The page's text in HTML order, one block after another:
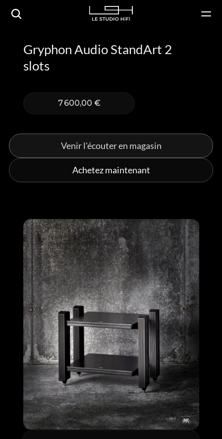
Gryphon Audio StandArt 2
slots
7 600,00 €
Achetez maintenant
Venir l'écouter en magasin